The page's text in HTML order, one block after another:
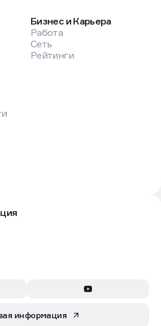
Бизнес и Карьера
Работа
Сеть
Рейтинги
информация